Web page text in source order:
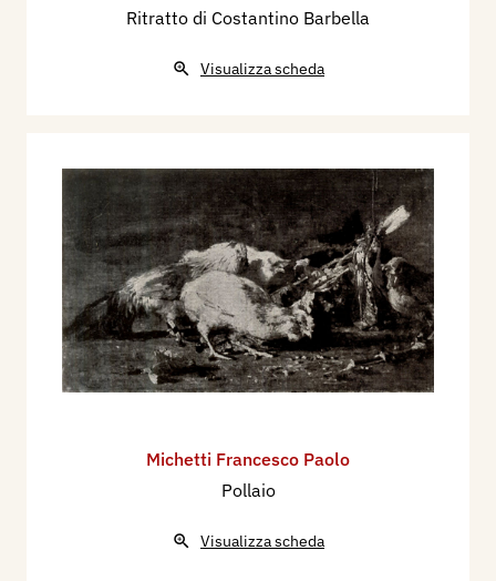
Ritratto di Costantino Barbella
Visualizza scheda
Michetti Francesco Paolo
Pollaio
Visualizza scheda